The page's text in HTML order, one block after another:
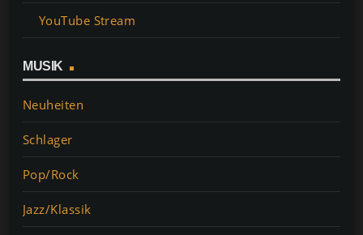
YouTube Stream
MUSIK
Neuheiten
Schlager
Pop/Rock
Jazz/Klassik